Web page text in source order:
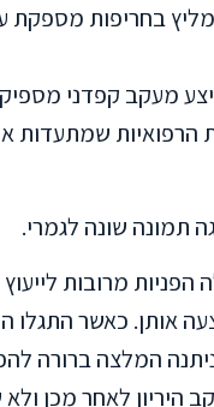
בחריפות
הרפואיות שמתעדות
תמונה שונה לגמרי.
מרובות לייעוץ
אותן. כאשר התגלו
המלצה ברורה
היריון לאחר מכן ולא